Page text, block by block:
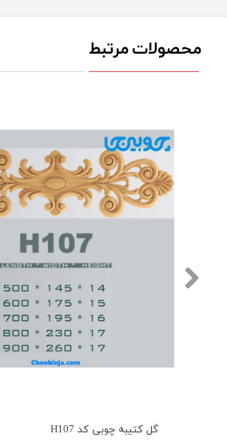
محصولات مرتبط
گل کتیبه چوبی کد H107